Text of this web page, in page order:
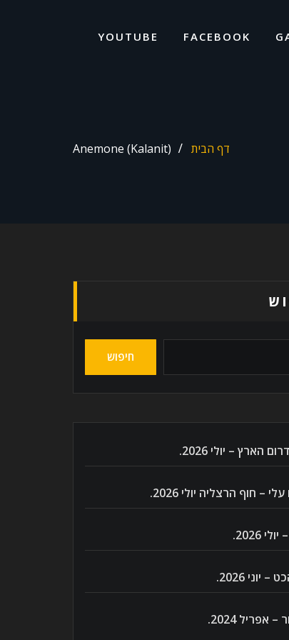
FACEBOOK
YOUTUBE
דף הבית Anemone (Kalanit)
חיפוש
הארץ – יולי 2026.
– חוף הרצליה יולי 2026.
2026.
יוני 2026.
אפריל 2024.